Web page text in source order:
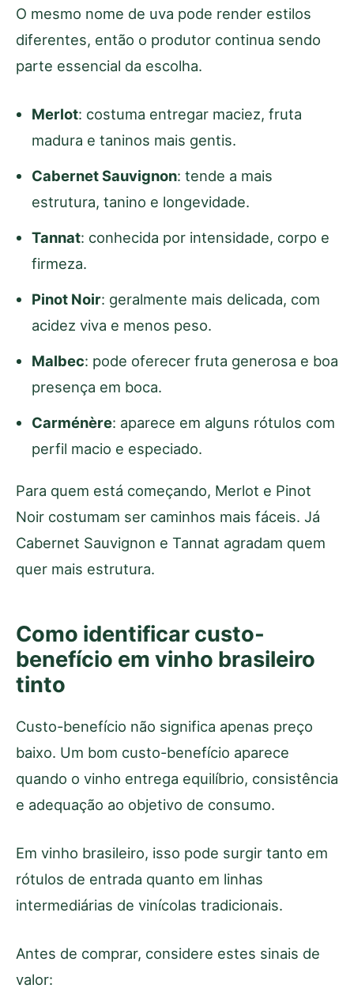
O mesmo nome de uva pode render estilos
diferentes, então o produtor continua sendo
parte essencial da escolha.
Merlot: costuma entregar maciez, fruta
madura e taninos mais gentis.
Cabernet Sauvignon: tende a mais
estrutura, tanino e longevidade.
Tannat: conhecida por intensidade, corpo e
firmeza.
Pinot Noir: geralmente mais delicada, com
acidez viva e menos peso.
Malbec: pode oferecer fruta generosa e boa
presença em boca.
Carménère: aparece em alguns rótulos com
perfil macio e especiado.
Para quem está começando, Merlot e Pinot
Noir costumam ser caminhos mais fáceis. Já
Cabernet Sauvignon e Tannat agradam quem
quer mais estrutura.
Como identificar custo-
benefício em vinho brasileiro
tinto
Custo-benefício não significa apenas preço
baixo. Um bom custo-benefício aparece
quando o vinho entrega equilíbrio, consistência
e adequação ao objetivo de consumo.
Em vinho brasileiro, isso pode surgir tanto em
rótulos de entrada quanto em linhas
intermediárias de vinícolas tradicionais.
Antes de comprar, considere estes sinais de
valor: